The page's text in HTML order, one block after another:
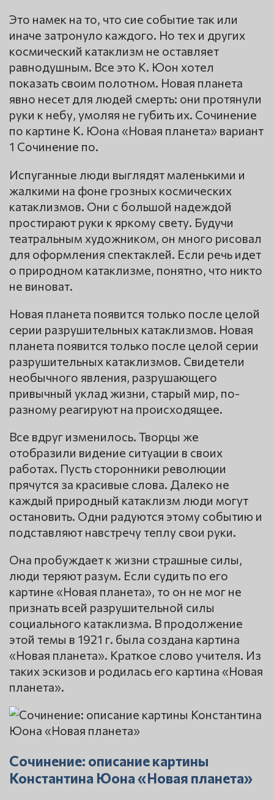
Это намек на то, что сие событие так или
иначе затронуло каждого. Но тех и других
космический катаклизм не оставляет
равнодушным. Все это К. Юон хотел
показать своим полотном. Новая планета
явно несет для людей смерть: они протянули
руки к небу, умоляя не губить их. Сочинение
по картине К. Юона «Новая планета» вариант
1 Сочинение по.
Испуганные люди выглядят маленькими и
жалкими на фоне грозных космических
катаклизмов. Они с большой надеждой
простирают руки к яркому свету. Будучи
театральным художником, он много рисовал
для оформления спектаклей. Если речь идет
о природном катаклизме, понятно, что никто
не виноват.
Новая планета появится только после целой
серии разрушительных катаклизмов. Новая
планета появится только после целой серии
разрушительных катаклизмов. Свидетели
необычного явления, разрушающего
привычный уклад жизни, старый мир, по-
разному реагируют на происходящее.
Все вдруг изменилось. Творцы же
отобразили видение ситуации в своих
работах. Пусть сторонники революции
прячутся за красивые слова. Далеко не
каждый природный катаклизм люди могут
остановить. Одни радуются этому событию и
подставляют навстречу теплу свои руки.
Она пробуждает к жизни страшные силы,
люди теряют разум. Если судить по его
картине «Новая планета», то он не мог не
признать всей разрушительной силы
социального катаклизма. В продолжение
этой темы в 1921 г. была создана картина
«Новая планета». Краткое слово учителя. Из
таких эскизов и родилась его картина «Новая
планета».
Сочинение: описание картины
Константина Юона «Новая планета»